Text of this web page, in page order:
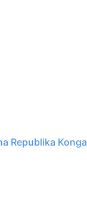
Republika Konga